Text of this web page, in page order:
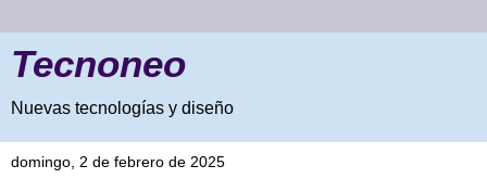
Tecnoneo
Nuevas tecnologías y diseño
domingo, 2 de febrero de 2025